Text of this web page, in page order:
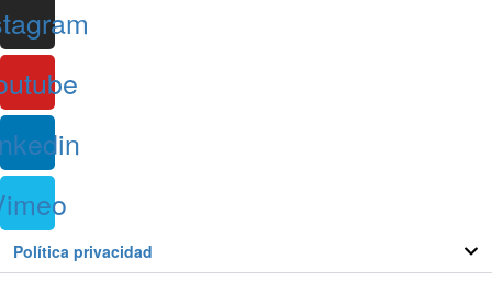
Política privacidad